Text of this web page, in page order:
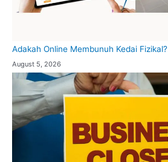
Adakah Online Membunuh Kedai Fizikal?
August 5, 2026